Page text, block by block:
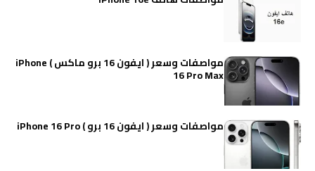
مواصفات وسعر ( ايفون 16 برو ماكس ) iPhone
16 Pro Max
مواصفات وسعر ( ايفون 16 برو ) iPhone 16 Pro